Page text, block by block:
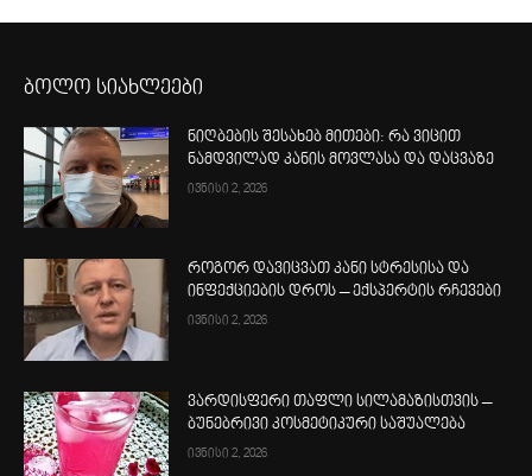
ბოლო სიახლეები
ნიღბების შესახებ მითები: რა ვიცით
ნამდვილად კანის მოვლასა და დაცვაზე
ივნისი 2, 2026
როგორ დავიცვათ კანი სტრესისა და
ინფექციების დროს – ექსპერტის რჩევები
ივნისი 2, 2026
ვარდისფერი თაფლი სილამაზისთვის –
ბუნებრივი კოსმეტიკური საშუალება
ივნისი 2, 2026